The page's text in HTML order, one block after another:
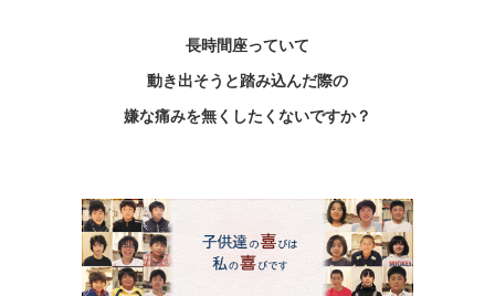
長時間座っていて
動き出そうと踏み込んだ際の
嫌な痛みを無くしたくないですか？